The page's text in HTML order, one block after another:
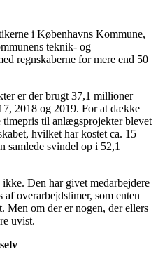
i Københavns Kommune,
teknik- og
regnskaberne for mere end 50
er der brugt 37,1 millioner
2018 og 2019. For at dække
timepris til anlægsprojekter blevet
hvilket har kostet ca. 15
samlede svindel op i 52,1
Den har givet medarbejdere
overarbejdstimer, som enten
Men om der er nogen, der ellers
uvist.